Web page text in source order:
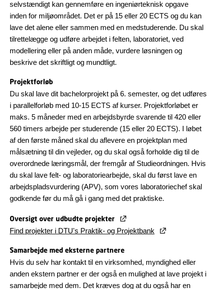
selvstændigt kan gennemføre en ingeniørteknisk opgave
inden for miljøområdet. Det er på 15 eller 20 ECTS og du kan
lave det alene eller sammen med en medstuderende. Du skal
tilrettelægge og udføre arbejdet i felten, laboratoriet, ved
modellering eller på anden måde, vurdere løsningen og
beskrive det skriftligt og mundtligt.
Projektforløb
Du skal lave dit bachelorprojekt på 6. semester, og det udføres
i parallelforløb med 10-15 ECTS af kurser. Projektforløbet er
maks. 5 måneder med en arbejdsbyrde svarende til 420 eller
560 timers arbejde per studerende (15 eller 20 ECTS). I løbet
af den første måned skal du aflevere en projektplan med
målsætning til din vejleder, og du skal også forholde dig til de
overordnede læringsmål, der fremgår af Studieordningen. Hvis
du skal lave felt- og laboratoriearbejde, skal du først lave en
arbejdspladsvurdering (APV), som vores laboratoriechef skal
godkende før du må gå i gang med det praktiske.
Oversigt over udbudte projekter
Find projekter i DTU's Praktik- og Projektbank
Samarbejde med eksterne partnere
Hvis du selv har kontakt til en virksomhed, myndighed eller
anden ekstern partner er der også en mulighed at lave projekt i
samarbejde med dem. Det kræves dog at du også har en